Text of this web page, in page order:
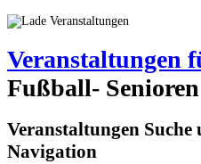
Veranstaltungen
Fußball- Senioren
Veranstaltungen Suche
Navigation